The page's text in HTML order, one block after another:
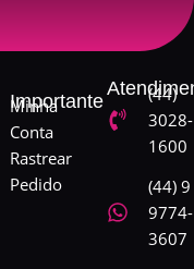
Importante
Minha
Conta
Rastrear
Pedido
(44)
3028-
1600
(44) 9
9774-
3607